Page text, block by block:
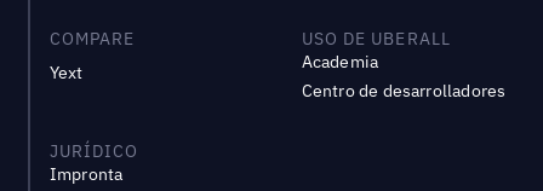
COMPARE
Yext
USO DE UBERALL
Academia
Centro de desarrolladores
JURÍDICO
Impronta